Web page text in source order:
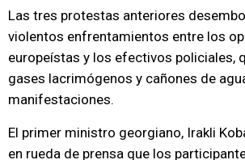
Las tres protestas anteriores
violentos enfrentamientos entre los
europeístas y los efectivos policiales,
gases lacrimógenos y cañones de
manifestaciones.
El primer ministro georgiano, Irakli
en rueda de prensa que los